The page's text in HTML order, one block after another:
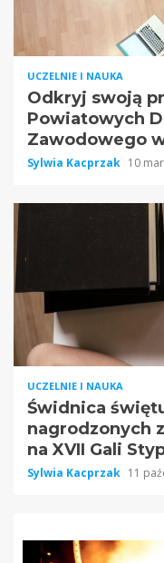
UCZELNIE I NAUKA
Odkryj swoją
Powiatowych
Zawodowego
Sylwia Kacprzak 10
UCZELNIE I NAUKA
Świdnica
nagrodzonych
na XVII Gali
Sylwia Kacprzak 11